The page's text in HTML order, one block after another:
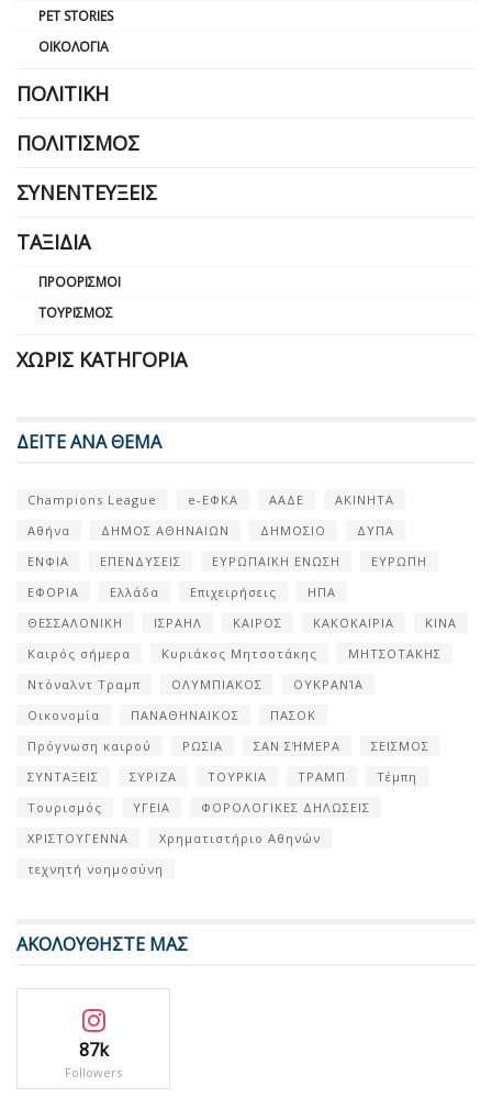
PET STORIES
ΟΙΚΟΛΟΓΊΑ
ΠΟΛΙΤΙΚΉ
ΠΟΛΙΤΙΣΜΌΣ
ΣΥΝΕΝΤΕΎΞΕΙΣ
ΤΑΞΊΔΙΑ
ΠΡΟΟΡΙΣΜΟΊ
ΤΟΥΡΙΣΜΌΣ
ΧΩΡΊΣ ΚΑΤΗΓΟΡΊΑ
ΔΕΙΤΕ ΑΝΑ ΘΕΜΑ
Champions League e-ΕΦΚΑ ΑΑΔΕ
ΑΚΙΝΗΤΑ
Αθήνα
ΔΗΜΟΣ ΑΘΗΝΑΙΩΝ ΔΗΜΟΣΙΟ
ΔΥΠΑ
ΕΝΦΙΑ
ΕΠΕΝΔΥΣΕΙΣ ΕΥΡΩΠΑΪΚΗ ΕΝΩΣΗ
ΕΥΡΩΠΗ
ΕΦΟΡΙΑ
Ελλάδα Επιχειρήσεις
ΗΠΑ
ΘΕΣΣΑΛΟΝΙΚΗ
ΙΣΡΑΗΛ ΚΑΙΡΟΣ ΚΑΚΟΚΑΙΡΙΑ
ΚΙΝΑ
Καιρός σήμερα
Κυριάκος Μητσοτάκης
ΜΗΤΣΟΤΑΚΗΣ
Ντόναλντ Τραμπ
ΟΛΥΜΠΙΑΚΟΣ
ΟΥΚΡΑΝΊΑ
Οικονομία
ΠΑΝΑΘΗΝΑΙΚΟΣ
ΠΑΣΟΚ
Πρόγνωση καιρού
ΡΩΣΙΑ ΣΑΝ ΣΉΜΕΡΑ
ΣΕΙΣΜΟΣ
ΣΥΝΤΑΞΕΙΣ
ΣΥΡΙΖΑ ΤΟΥΡΚΙΑ ΤΡΑΜΠ
Τέμπη
Τουρισμός
ΥΓΕΙΑ
ΦΟΡΟΛΟΓΙΚΕΣ ΔΗΛΩΣΕΙΣ
ΧΡΙΣΤΟΥΓΕΝΝΑ
Χρηματιστήριο Αθηνών
τεχνητή νοημοσύνη
ΑΚΟΛΟΥΘΗΣΤΕ ΜΑΣ
87k
Followers